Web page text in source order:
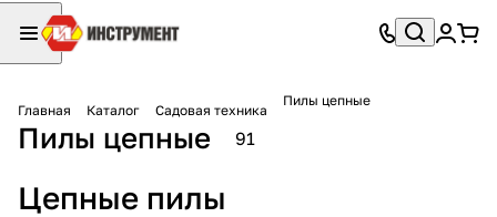
Главная Каталог Садовая техника
Пилы цепные
Пилы цепные 91
Цепные пилы